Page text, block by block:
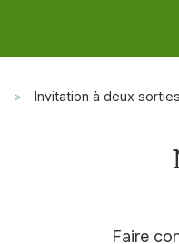
> Invitation à deux
Faire